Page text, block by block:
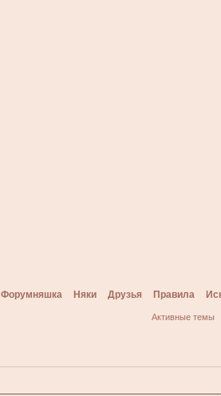
Форумняшка Няки Друзья Правила
Активные темы